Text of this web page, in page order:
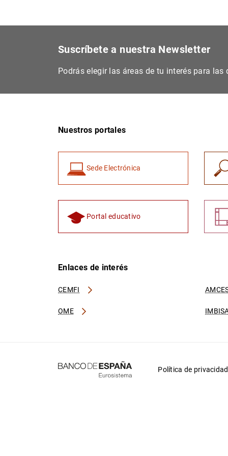
Suscríbete a nuestra Newsletter
Podrás elegir las áreas de tu interés para
Nuestros portales
Sede Electrónica
Portal educativo
Enlaces de interés
CEMFI
OME
Política de privacidad